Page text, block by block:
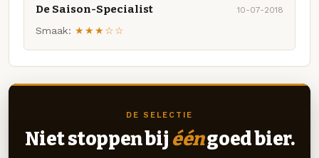
De Saison-Specialist 10-07-2018
Smaak: ★★★☆☆
DE SELECTIE
Niet stoppen bij ééngoed bier.